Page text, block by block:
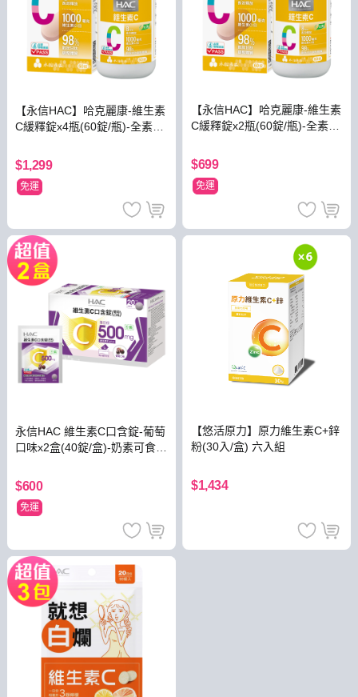
【永信HAC】哈克麗康-維生素
C緩釋錠x4瓶(60錠/瓶)-全素可
$1,299
免運
【永信HAC】哈克麗康-維生素
C緩釋錠x2瓶(60錠/瓶)-全素可
$699
免運
永信HAC 維生素C口含錠-葡萄
口味x2盒(40錠/盒)-奶素可食-2
$600
免運
【悠活原力】原力維生素C+鋅
粉(30入/盒) 六入組
$1,434